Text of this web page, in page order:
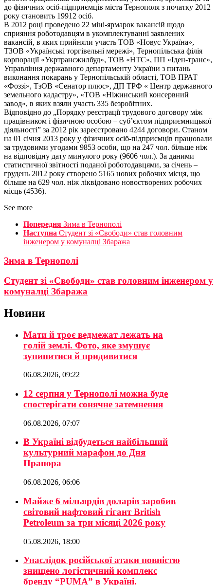
до фізичних осіб-підприємців міста Тернополя з початку 2012
року становить 19912 осіб.
В 2012 році проведено 22 міні-ярмарок вакансій щодо
сприяння роботодавцям в укомплектуванні заявлених
вакансій, в яких прийняли участь ТОВ «Новус Україна»,
ТЗОВ «Українські торгівельні мережі», Тернопільська філія
корпорації «Укртрансжилбуд», ТОВ «НТС», ПП «Іден-транс»,
Управління державного департаменту України з питань
виконання покарань у Тернопільській області, ТОВ ПРАТ
«Фоззі», ТзОВ «Сенатор плюс», ДП ТРФ « Центр державного
земельного кадастру», «ТОВ «Ніжинський консервний
завод», в яких взяли участь 335 безробітних.
Відповідно до „Порядку реєстрації трудового договору між
працівником і фізичною особою – суб’єктом підприємницької
діяльності” за 2012 рік зареєстровано 4244 договори. Станом
на 01 січня 2013 року у фізичних осіб-підприємців працювали
за трудовими угодами 9853 особи, що на 247 чол. більше ніж
на відповідну дату минулого року (9606 чол.). За даними
статистичної звітності поданої роботодавцями, за січень –
грудень 2012 року створено 5165 нових робочих місця, що
більше на 629 чол. ніж ліквідовано новостворених робочих
місць (4536).
See more
Попередня Зима в Тернополі
Наступна Студент зі «Свободи» став головним
інженером у комуналці Збаража
Зима в Тернополі
Студент зі «Свободи» став головним інженером у
комуналці Збаража
Новини
Мати й троє ведмежат лежать на
голій землі. Фото, яке змушує
зупинитися й придивитися
06.08.2026, 09:22
12 серпня у Тернополі можна буде
спостерігати сонячне затемнення
06.08.2026, 07:07
В Україні відбудеться найбільший
культурний марафон до Дня
Прапора
06.08.2026, 06:06
Майже 6 мільярдів доларів заробив
світовий нафтовий гігант British
Petroleum за три місяці 2026 року
05.08.2026, 18:00
Унаслідок російської атаки повністю
знищено логістичний комплекс
бренду “PUMA” в Україні.